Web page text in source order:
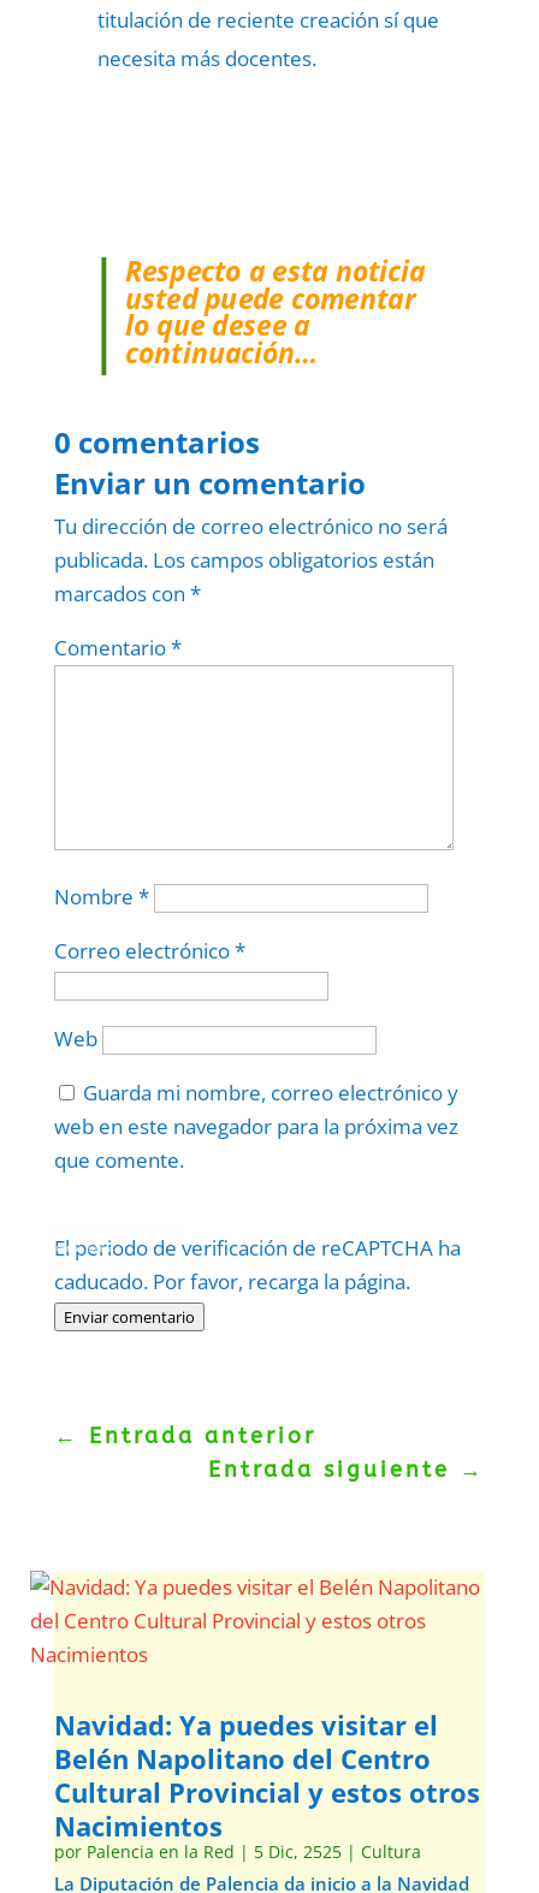
titulación de reciente creación sí que
necesita más docentes.
Respecto a esta noticia
usted puede comentar
lo que desee a
continuación…
0 comentarios
Enviar un comentario
Tu dirección de correo electrónico no será
publicada. Los campos obligatorios están
marcados con *
Comentario*
Nombre *
Correo electrónico*
Web
Guarda mi nombre, correo electrónico y
web en este navegador para la próxima vez
que comente.
El periodo de verificación de reCAPTCHA ha
caducado. Por favor, recarga la página.
Enviar comentario
Politica–Términos.
← Entrada anterior
Entrada siguiente
→
Navidad: Ya puedes visitar el
Belén Napolitano del Centro
Cultural Provincial y estos otros
Nacimientos
por Palencia en la Red | 5 Dic, 2525| Cultura
La Diputación de Palencia da inicio a la Navidad